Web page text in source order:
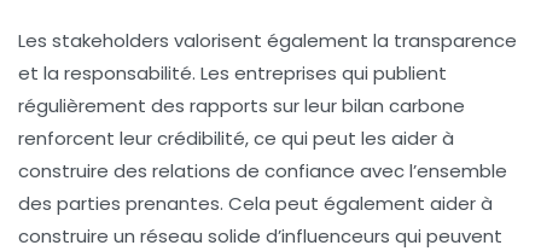
Les stakeholders valorisent également la transparence
et la responsabilité. Les entreprises qui publient
régulièrement des rapports sur leur bilan carbone
renforcent leur crédibilité, ce qui peut les aider à
construire des relations de confiance avec l’ensemble
des parties prenantes. Cela peut également aider à
construire un réseau solide d’influenceurs qui peuvent